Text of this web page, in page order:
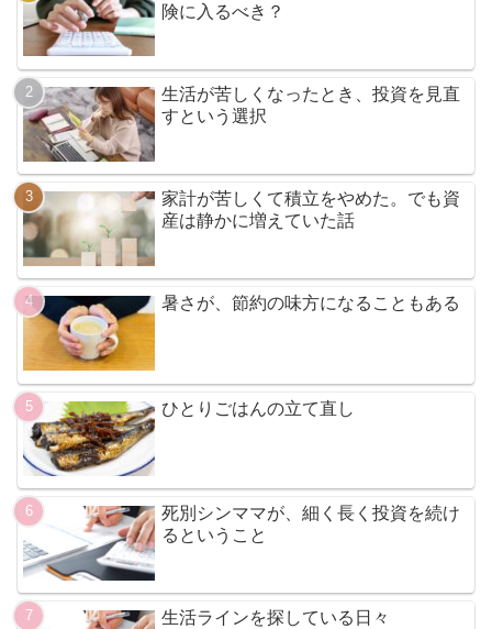
険に入るべき？
生活が苦しくなったとき、投資を見直
すという選択
家計が苦しくて積立をやめた。でも資
産は静かに増えていた話
暑さが、節約の味方になることもある
ひとりごはんの立て直し
死別シンママが、細く長く投資を続け
るということ
生活ラインを探している日々